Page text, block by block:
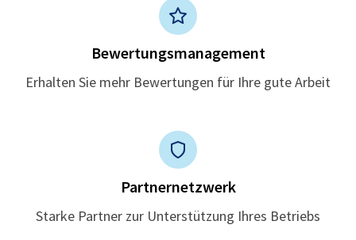
Bewertungsmanagement
Erhalten Sie mehr Bewertungen für Ihre gute Arbeit
Partnernetzwerk
Starke Partner zur Unterstützung Ihres Betriebs